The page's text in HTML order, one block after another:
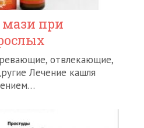
при
отвлекающие,
Лечение кашля